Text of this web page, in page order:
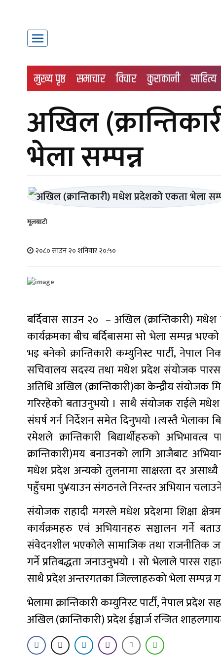
मुख्य पृष्ठ समाचार विचार कुराकानी साहित्य
अखिल
भेला सम्पन्न
मूलबाटाे
२०८० साउन २० शनिवार २०:५०
बर्दिवास साउन २० – अखिल (क्रान्तिकारी)
कार्यक्रमका बीच बर्दिबासमा सो भेला सम्पन्न
भइ बनेको क्रान्तिकारी कम्युनिस्ट पार्टी,
सचिवालय सदस्य तथा मधेश प्रदेश संयोजक पारस
अतिथि अखिल (क्रान्तिकारी)का केन्द्रीेय संयोजक
गरिरहेको बताउनुभयो । साथै संयोजक राईले मधेश
संघर्ष गर्न निर्देशन समेत दिनुभयो ।त्यस्तै भेलाका
रमेशले क्रान्तिकारी बिद्यार्थीहरुको
क्रान्तिकारी)मय बनाउनको लागि आजैबाट
मधेश प्रदेश अन्यको तुलनामा साक्षरता दर
पहुँचमा पु¥याउन संगठनले निरन्तर अभियान
संयोजक राहादी मगरले मधेश प्रदेशमा शिक्षा
कार्यक्रमहरु एवं अभियानहरु सञ्चालन गर्ने
संवेदनशील भएकोले सामाजिक तथा राजनीतिक
गर्ने प्रतिबद्धता जनाउनुभयो । सो भेलाले पारस
साथै प्रदेश अन्तरगतका जिल्लाहरुको भेला सम्पन्न
भेलामा क्रान्तिकारी कम्युनिस्ट पार्टी, नेपाल
अखिल (क्रान्तिकारी) प्रदेश ईञ्चार्ज रन्जित